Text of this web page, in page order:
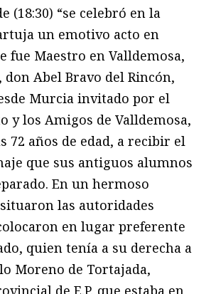
(18:30) “se celebró en la
un emotivo acto en
fue Maestro en Valldemosa,
don Abel Bravo del Rincón,
Murcia invitado por el
y los Amigos de Valldemosa,
72 años de edad, a recibir el
que sus antiguos alumnos
En un hermoso
las autoridades
en lugar preferente
quien tenía a su derecha a
Moreno de Tortajada,
de E.P, que estaba en